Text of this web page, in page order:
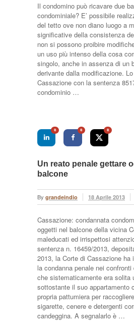
Il condomino può ricavare due
condominiale? E’ possibile
del tetto ove non diano luogo a
significative della consistenza
non si possono proibire
un uso più intenso della cosa
singolo, anche in assenza di un
derivante dalla modificazione.
Cassazione con la sentenza
condominio …
0 0 0
Un reato penale gettare
balcone
By grandeindio 18 Aprile 2013
Cassazione: condannata
oggetti nel balcone della vicina
maleducati ed irrispettosi
sentenza n. 16459/2013,
2013, la Corte di Cassazione ha
la condanna penale nei
che sistematicamente era solita
sottostante il suo appartamento
propria pattumiera per
sigarette, cenere e detergenti
candeggina. A segnalarlo è …